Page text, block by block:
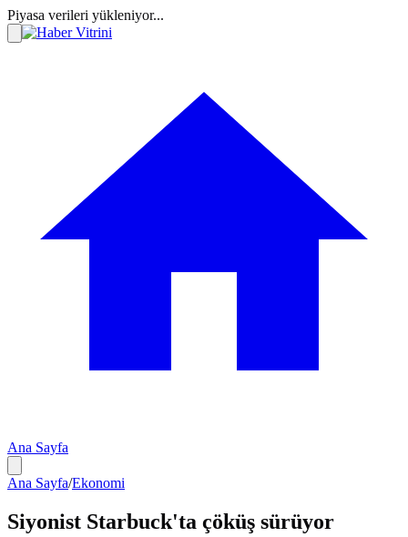
Piyasa verileri yükleniyor...
Ana Sayfa
Ana Sayfa/Ekonomi
Siyonist Starbuck'ta çöküş sürüyor